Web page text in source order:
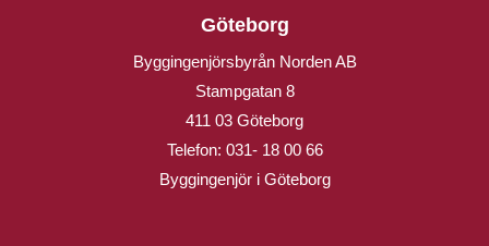
Göteborg
Byggingenjörsbyrån Norden AB
Stampgatan 8
411 03 Göteborg
Telefon: 031- 18 00 66
Byggingenjör i Göteborg